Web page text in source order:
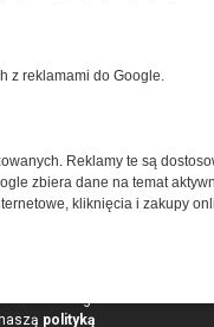
cookies stosujemy
poziomie,
potrzeb.
dotyczących
w Twoim
dotyczących
z naszego
polityką
z reklamami do Google.
Reklamy te są
zbiera dane na temat
kliknięcia i zakupy